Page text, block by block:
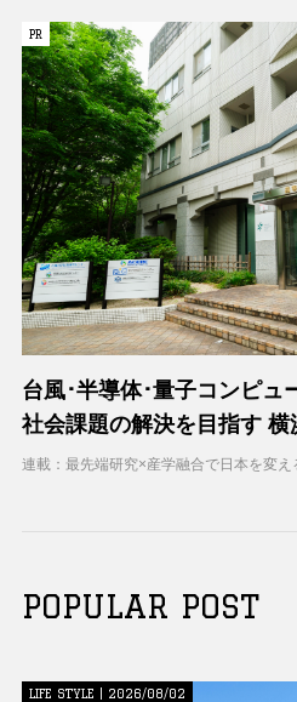
PR
PR
台風･半導体･量子コンピ
社会課題の解決を目指す
連載：最先端研究×産学融合で日本を変
POPULAR POST
LIFE STYLE | 2026/08/02